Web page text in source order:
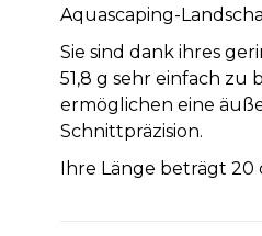
Aquascaping-
Sie sind dank ihres
51,8 g sehr einfach zu
ermöglichen eine
Schnittpräzision.
Ihre Länge beträgt 20